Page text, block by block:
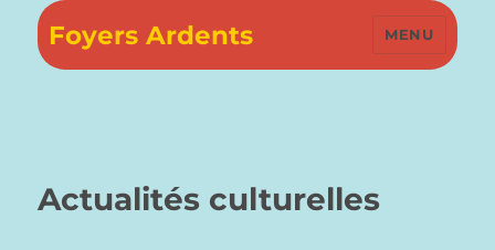
Foyers Ardents MENU
Actualités culturelles